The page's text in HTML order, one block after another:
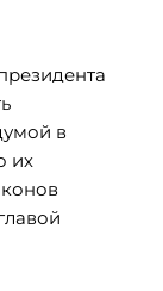
в
их